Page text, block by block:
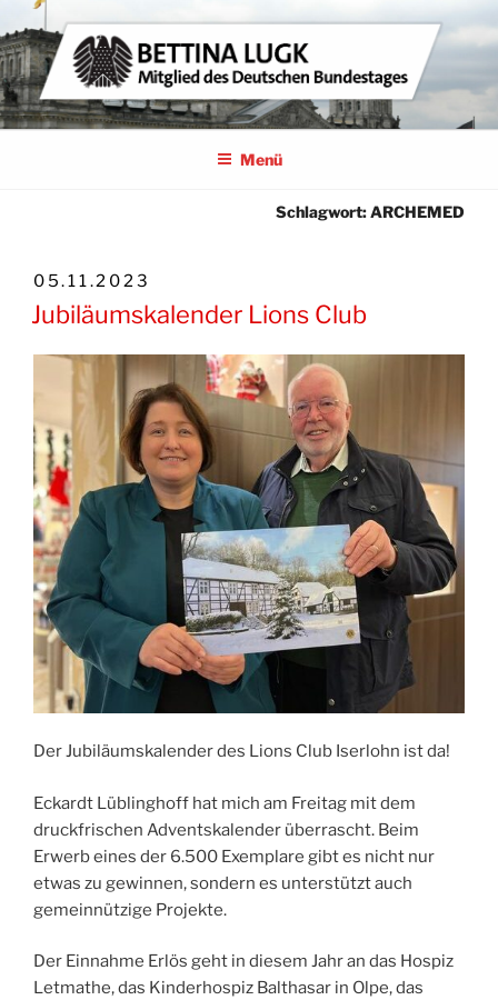
Zum
Inhalt
springen
BETTINA LUGK
MITGLIED DES DEUTSCHEN BUNDESTAGES
Menü
Schlagwort:ARCHEMED
VERÖFFENTLICHT
AM
05.11.2023
Jubiläumskalender Lions Club
Der Jubiläumskalender des Lions Club Iserlohn ist da!
Eckardt Lüblinghoff hat mich am Freitag mit dem
druckfrischen Adventskalender überrascht. Beim
Erwerb eines der 6.500 Exemplare gibt es nicht nur
etwas zu gewinnen, sondern es unterstützt auch
gemeinnützige Projekte.
Der Einnahme Erlös geht in diesem Jahr an das Hospiz
Letmathe, das Kinderhospiz Balthasar in Olpe, das